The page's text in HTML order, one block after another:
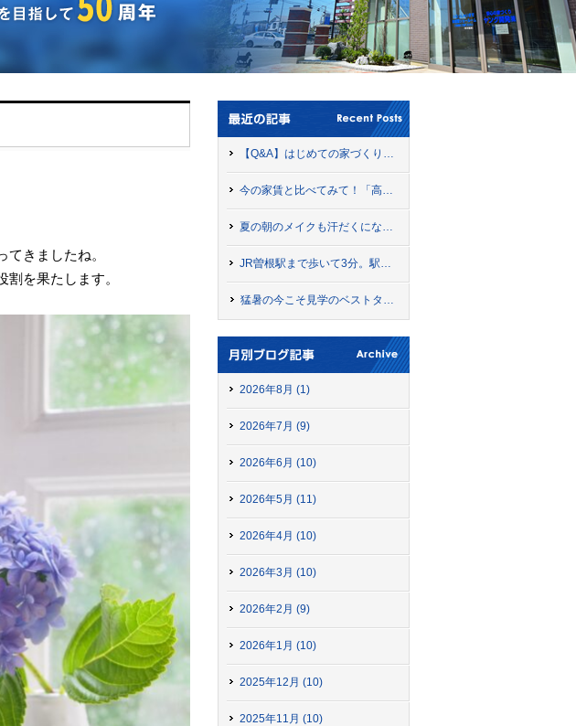
きましたね。
を果たします。
【Q&A】はじめての家づくりでよくある質問にお答えします！〜資金計画・コスト編〜
今の家賃と比べてみて！「高性能なマイホーム」で手に入れる経済的なゆとり
夏の朝のメイクも汗だくにならない！ママの美とゆとりを叶える「ママピット」
JR曽根駅まで歩いて3分。駅前暮らしで毎日にゆとりが生まれる「ローズビレッジJR曽根駅前II」
猛暑の今こそ見学のベストタイミング！真夏に確かめるべきモデルハウス見学のポイント
2026年8月 (1)
2026年7月 (9)
2026年6月 (10)
2026年5月 (11)
2026年4月 (10)
2026年3月 (10)
2026年2月 (9)
2026年1月 (10)
2025年12月 (10)
2025年11月 (10)